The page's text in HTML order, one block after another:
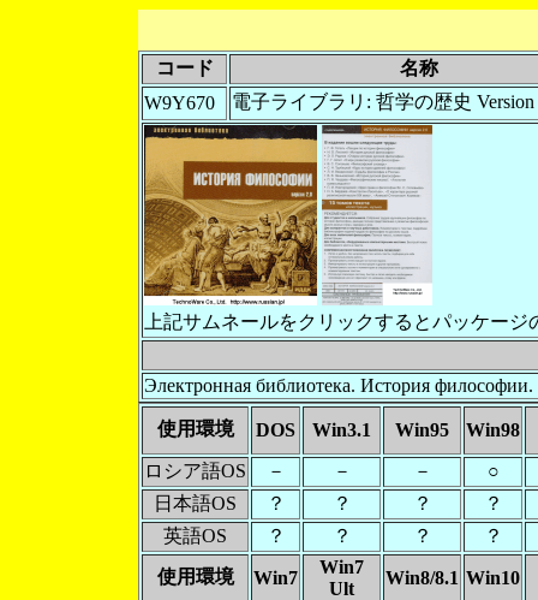
コード
名称
W9Y670
電子ライブラリ: 哲学の歴史 Version
上記サムネールをクリックするとパッケー
Электронная библиотека. История философии.
使用環境 DOS Win3.1 Win95
Win98
ロシア語OS
－ － －
○
日本語OS
？ ？ ？
？
英語OS
？ ？ ？
？
使用環境
Win7
Win7
Ult
Win8/8.1 Win10